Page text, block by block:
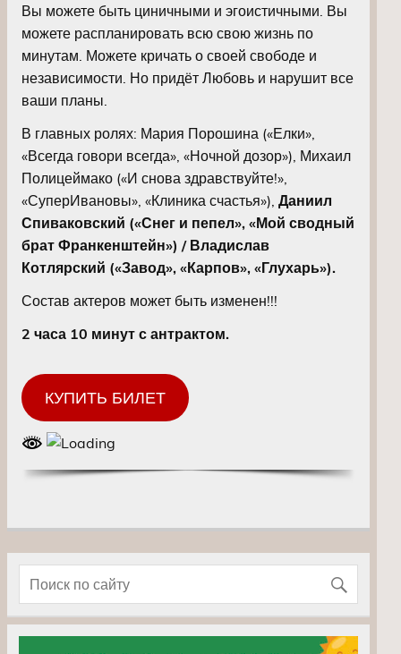
Вы можете быть циничными и эгоистичными. Вы
можете распланировать всю свою жизнь по
минутам. Можете кричать о своей свободе и
независимости. Но придёт Любовь и нарушит все
ваши планы.
В главных ролях: Мария Порошина («Елки»,
«Всегда говори всегда», «Ночной дозор»), Михаил
Полицеймако («И снова здравствуйте!»,
«СуперИвановы», «Клиника счастья»), Даниил
Спиваковский («Снег и пепел», «Мой сводный
брат Франкенштейн») / Владислав
Котлярский («Завод», «Карпов», «Глухарь»).
Состав актеров может быть изменен!!!
2 часа 10 минут с антрактом.
КУПИТЬ БИЛЕТ